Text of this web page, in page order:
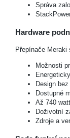
Správa
Hardware
Přepínače
Možnosti
Design
Dostupné
Až 740
Doživotní
Zdroje a